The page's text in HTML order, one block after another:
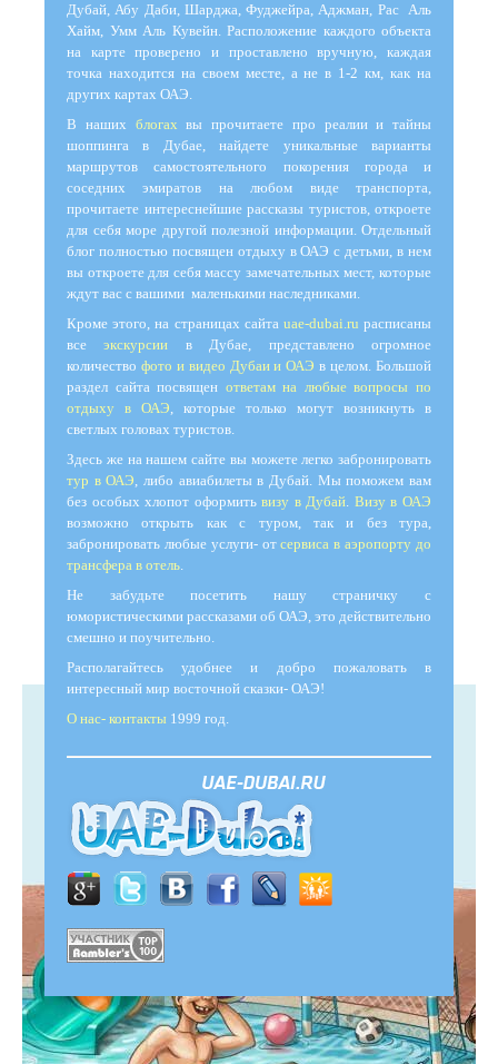
Дубай, Абу Даби, Шарджа, Фуджейра, Аджман, Рас Аль
Хайм, Умм Аль Кувейн. Расположение каждого объекта
на карте проверено и проставлено вручную, каждая
точка находится на своем месте, а не в 1-2 км, как на
других картах ОАЭ.
В наших блогах вы прочитаете про реалии и тайны
шоппинга в Дубае, найдете уникальные варианты
маршрутов самостоятельного покорения города и
соседних эмиратов на любом виде транспорта,
прочитаете интереснейшие рассказы туристов, откроете
для себя море другой полезной информации. Отдельный
блог полностью посвящен отдыху в ОАЭ с детьми, в нем
вы откроете для себя массу замечательных мест, которые
ждут вас с вашими маленькими наследниками.
Кроме этого, на страницах сайта uae-dubai.ru расписаны
всеэкскурсии в Дубае, представлено огромное
количество фото и видео Дубаи и ОАЭ в целом. Большой
раздел сайта посвящен ответам на любые вопросы по
отдыху в ОАЭ , которые только могут возникнуть в
светлых головах туристов.
Здесь же на нашем сайте вы можете легко забронировать
тур в ОАЭ , либо авиабилеты в Дубай. Мы поможем вам
без особых хлопот оформитьвизу в Дубай Визу в ОАЭ
возможно открыть как с туром, так и без тура,
забронировать любые услуги- отсервиса в аэропорту до
трансфера в отель
Не забудьте посетить нашу страничку с
юмористическими рассказами об ОАЭ, это действительно
смешно и поучительно.
Располагайтесь удобнее и добро пожаловать в
интересный мир восточной сказки- ОАЭ!
О нас- контакты 1999 год.